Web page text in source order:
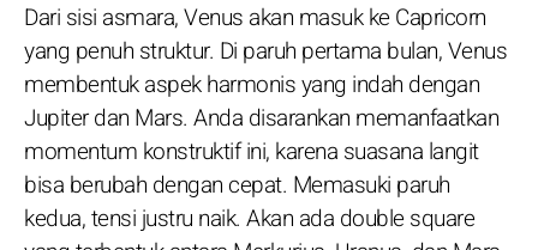
Dari sisi asmara, Venus akan masuk ke Capricorn
yang penuh struktur. Di paruh pertama bulan, Venus
membentuk aspek harmonis yang indah dengan
Jupiter dan Mars. Anda disarankan memanfaatkan
momentum konstruktif ini, karena suasana langit
bisa berubah dengan cepat. Memasuki paruh
kedua, tensi justru naik. Akan ada double square